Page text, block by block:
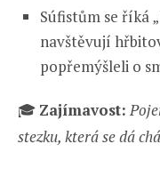
Súfistům se říká
navštěvují
popřemýšleli o
🎓 Zajímavost:
stezku, která se dá